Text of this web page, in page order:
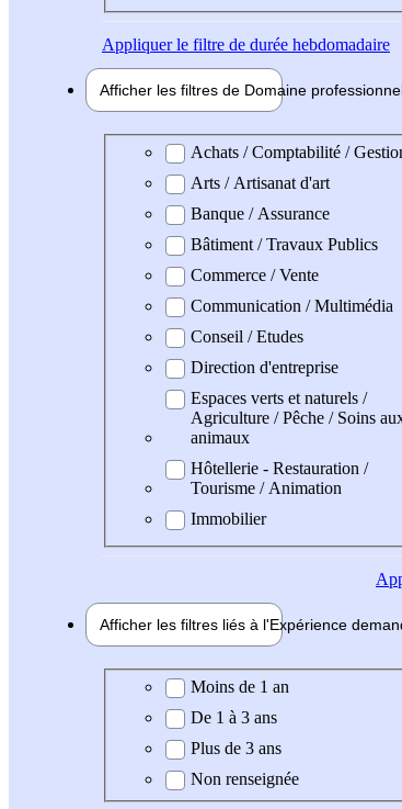
Appliquerle filtre de durée hebdomadaire
Afficher les filtres de Domaine pro
Domaine professionel
Achats / Comptabilité /
Arts / Artisanat d'art
Banque / Assurance
Bâtiment / Travaux Publics
Commerce / Vente
Communication / Multimédia
Conseil / Etudes
Direction d'entreprise
Espaces verts et naturels /
Agriculture / Pêche / Soins
animaux
Hôtellerie - Restauration /
Tourisme / Animation
Immobilier
Afficher les filtres liés à l'Expérience
Expérience demandée
Moins de 1 an
De 1 à 3 ans
Plus de 3 ans
Non renseignée